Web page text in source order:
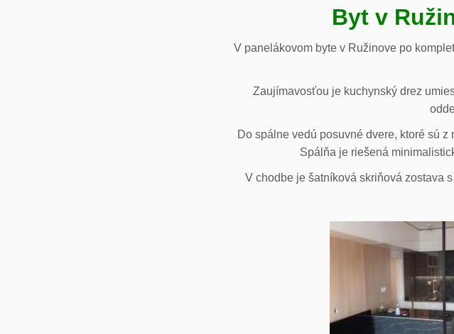
Byt v
V panelákovom byte v Ružinove po
Zaujímavosťou je kuchynský drez
Do spálne vedú posuvné dvere, ktoré sú
Spálňa je riešená
V chodbe je šatníková skriňová zostava